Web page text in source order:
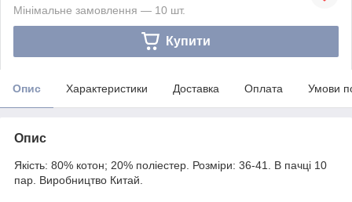
Мінімальне замовлення — 10 шт.
Купити
Опис Характеристики Доставка Оплата Умови
Опис
Якість: 80% котон; 20% поліестер. Розміри: 36-41. В пачці 10
пар. Виробництво Китай.